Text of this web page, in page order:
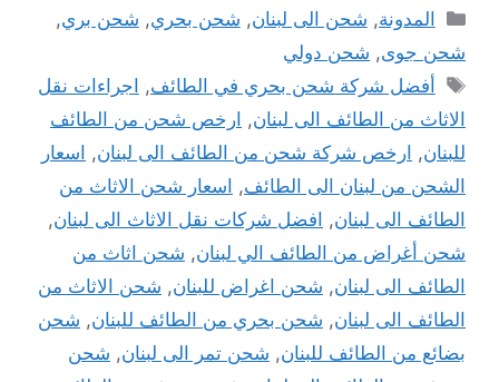
التصنيفات
المدونة, شحن الى لبنان, شحن بحري, شحن بري,
شحن جوى, شحن دولي
الوسوم
أفضل شركة شحن بحري في الطائف, اجراءات نقل
الاثاث من الطائف الى لبنان, ارخص شحن من الطائف
للبنان, ارخص شركة شحن من الطائف الى لبنان, اسعار
الشحن من لبنان الى الطائف, اسعار شحن الاثاث من
الطائف الى لبنان, افضل شركات نقل الاثاث الى لبنان,
شحن أغراض من الطائف الي لبنان, شحن اثاث من
الطائف الى لبنان, شحن اغراض للبنان, شحن الاثاث من
الطائف الى لبنان, شحن بحري من الطائف للبنان, شحن
بضائع من الطائف للبنان, شحن تمر الى لبنان, شحن